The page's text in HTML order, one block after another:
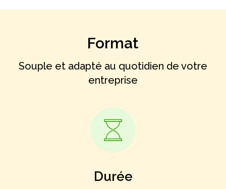
Format
Souple et adapté au quotidien de votre
entreprise
Durée